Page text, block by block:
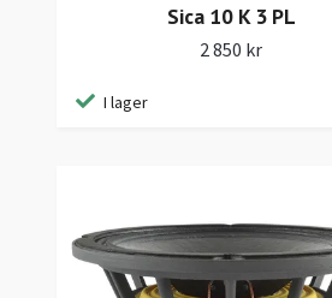
Sica 10 K 3 PL
2 850 kr
I lager